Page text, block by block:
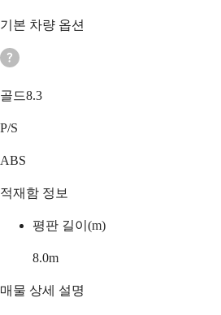
기본 차량 옵션
골드8.3
P/S
ABS
적재함 정보
평판 길이(m)
8.0m
매물 상세 설명